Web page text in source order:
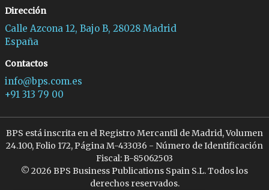
Dirección
Calle Azcona 12, Bajo B, 28028 Madrid
España
Contactos
info@bps.com.es
+91 313 79 00
BPS está inscrita en el Registro Mercantil de Madrid, Volumen
24.100, Folio 172, Página M-433036 - Número de Identificación
Fiscal: B-85062503
© 2026 BPS Business Publications Spain S.L. Todos los
derechos reservados.